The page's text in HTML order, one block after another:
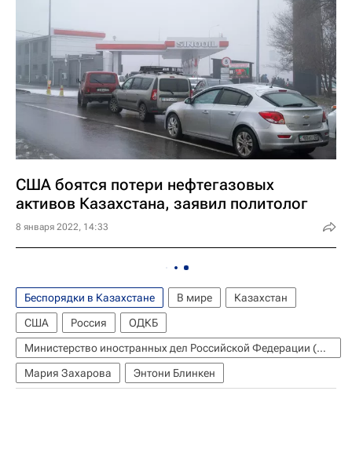
США боятся потери нефтегазовых
активов Казахстана, заявил политолог
8 января 2022, 14:33
Беспорядки в Казахстане В мире
Казахстан
США
Россия
ОДКБ
Министерство иностранных дел Российской Федерации (МИД РФ)
Мария Захарова
Энтони Блинкен